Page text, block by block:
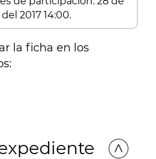
2017 14:00.
la ficha en los